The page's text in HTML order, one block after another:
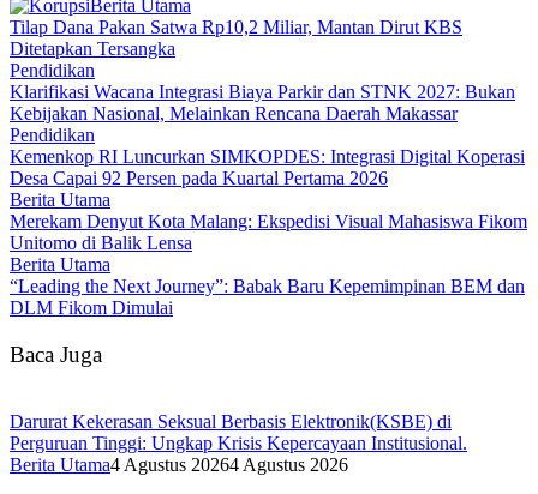
Berita Utama
Tilap Dana Pakan Satwa Rp10,2 Miliar, Mantan Dirut KBS
Ditetapkan Tersangka
Pendidikan
Klarifikasi Wacana Integrasi Biaya Parkir dan STNK 2027: Bukan
Kebijakan Nasional, Melainkan Rencana Daerah Makassar
Pendidikan
Kemenkop RI Luncurkan SIMKOPDES: Integrasi Digital Koperasi
Desa Capai 92 Persen pada Kuartal Pertama 2026
Berita Utama
Merekam Denyut Kota Malang: Ekspedisi Visual Mahasiswa Fikom
Unitomo di Balik Lensa
Berita Utama
“Leading the Next Journey”: Babak Baru Kepemimpinan BEM dan
DLM Fikom Dimulai
Baca Juga
Darurat Kekerasan Seksual Berbasis Elektronik(KSBE) di
Perguruan Tinggi: Ungkap Krisis Kepercayaan Institusional.
Berita Utama4 Agustus 20264 Agustus 2026